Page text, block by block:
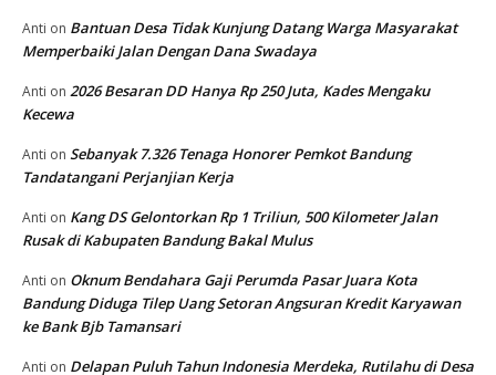
Anti on Bantuan Desa Tidak Kunjung Datang Warga Masyarakat
Memperbaiki Jalan Dengan Dana Swadaya
Anti on 2026 Besaran DD Hanya Rp 250 Juta, Kades Mengaku
Kecewa
Anti on Sebanyak 7.326 Tenaga Honorer Pemkot Bandung
Tandatangani Perjanjian Kerja
Anti on Kang DS Gelontorkan Rp 1 Triliun, 500 Kilometer Jalan
Rusak di Kabupaten Bandung Bakal Mulus
Anti on Oknum Bendahara Gaji Perumda Pasar Juara Kota
Bandung Diduga Tilep Uang Setoran Angsuran Kredit Karyawan
ke Bank Bjb Tamansari
Anti on Delapan Puluh Tahun Indonesia Merdeka, Rutilahu di Desa